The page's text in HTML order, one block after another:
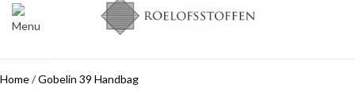
Projecten
Home/Gobelin 39 Handbag